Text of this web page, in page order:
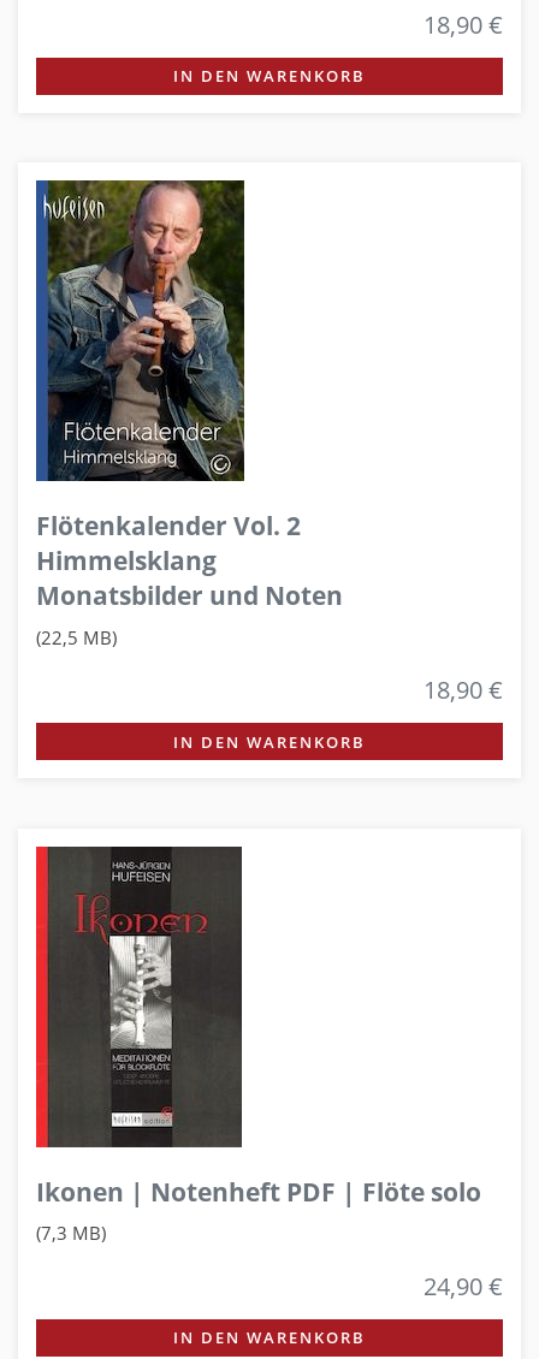
18,90 €
IN DEN WARENKORB
Flötenkalender Vol. 2
Himmelsklang
Monatsbilder und Noten
(22,5 MB)
18,90 €
IN DEN WARENKORB
Ikonen | Notenheft PDF | Flöte solo
(7,3 MB)
24,90 €
IN DEN WARENKORB